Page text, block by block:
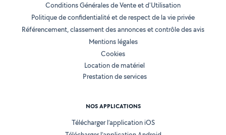
Conditions Générales de Vente et d'Utilisation
Politique de confidentialité et de respect de la vie privée
Référencement, classement des annonces et contrôle des avis
Mentions légales
Cookies
Location de matériel
Prestation de services
NOS APPLICATIONS
Télécharger l’application iOS